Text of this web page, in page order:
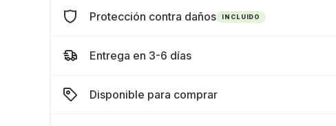
Protección contra daños INCLUIDO
Entrega en 3-6 días
Disponible para comprar